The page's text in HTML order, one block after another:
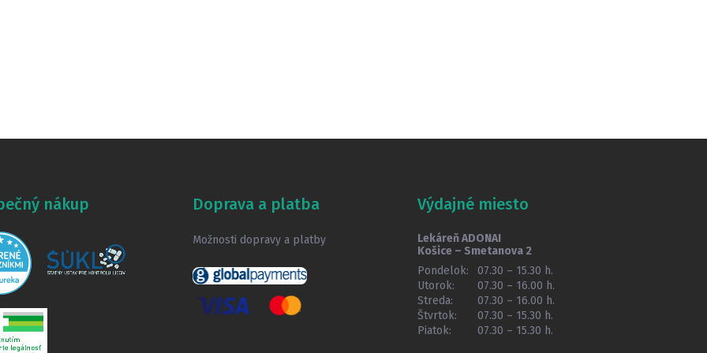
nákup Doprava a platba
Možnosti dopravy a platby
Výdajné miesto
Lekáreň ADONAI
Košice – Smetanova 2
Pondelok:
07.30 – 15.30 h.
Utorok:
07.30 – 16.00 h.
Streda:
07.30 – 16.00 h.
Štvrtok:
07.30 – 15.30 h.
Piatok:
07.30 – 15.30 h.